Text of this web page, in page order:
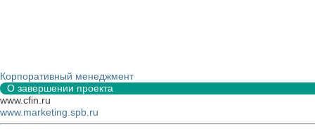
Корпоративный менеджмент
О завершении проекта
www.cfin.ru
www.marketing.spb.ru